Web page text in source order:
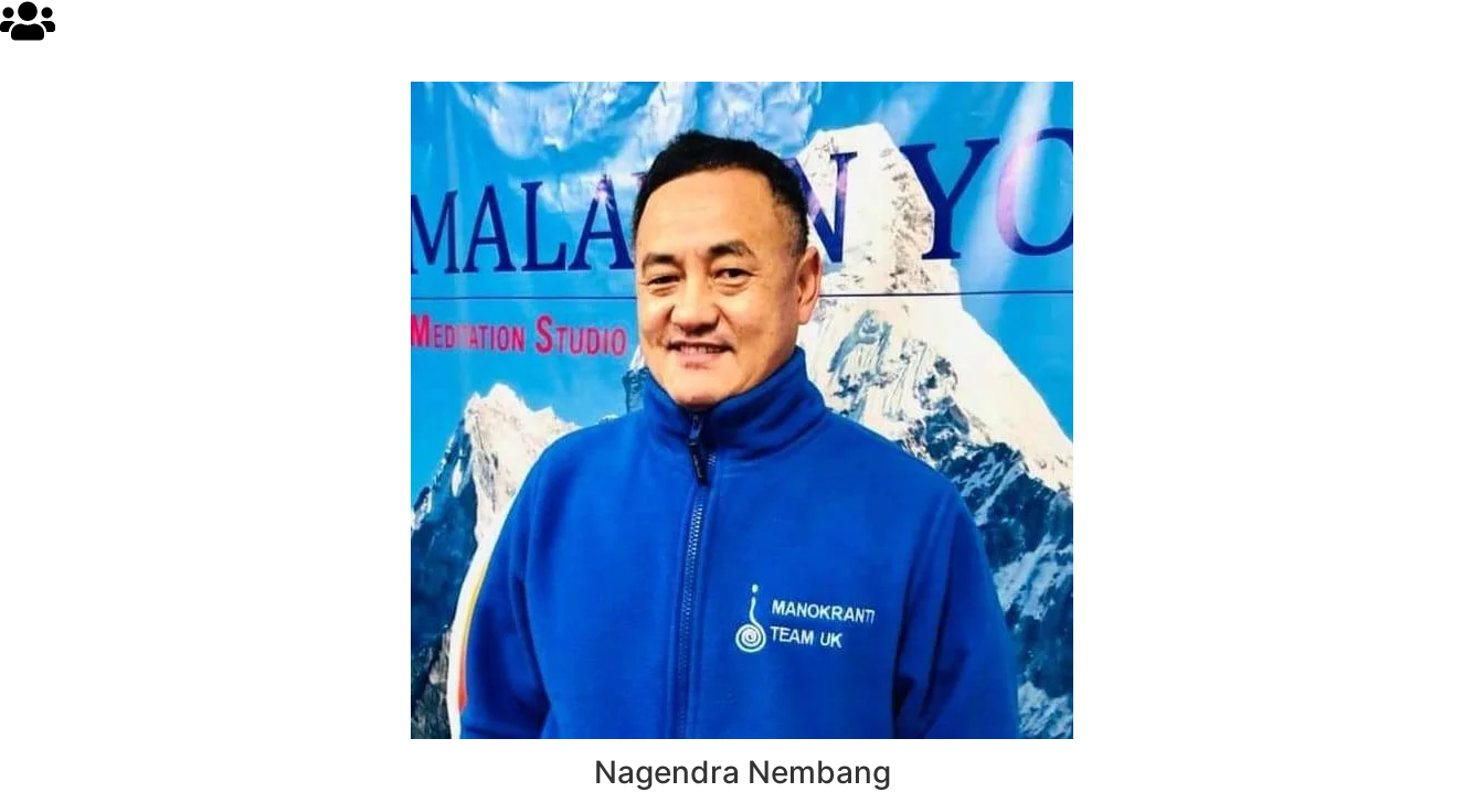
Nagendra Nembang